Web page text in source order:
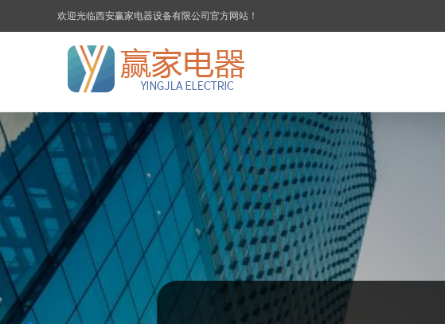
欢迎光临西安赢家电器设备有限公司官方网站！